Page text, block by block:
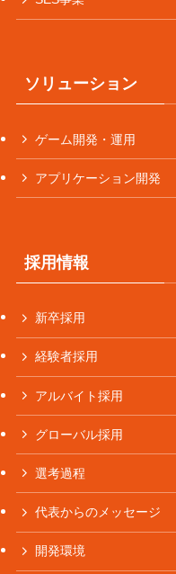
ソリューション
ゲーム開発・運用
アプリケーション開発
採用情報
新卒採用
経験者採用
アルバイト採用
グローバル採用
選考過程
代表からのメッセージ
開発環境